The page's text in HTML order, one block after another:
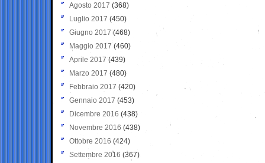
Agosto 2017 (368)
Luglio 2017 (450)
Giugno 2017 (468)
Maggio 2017 (460)
Aprile 2017 (439)
Marzo 2017 (480)
Febbraio 2017 (420)
Gennaio 2017 (453)
Dicembre 2016 (438)
Novembre 2016 (438)
Ottobre 2016 (424)
Settembre 2016 (367)